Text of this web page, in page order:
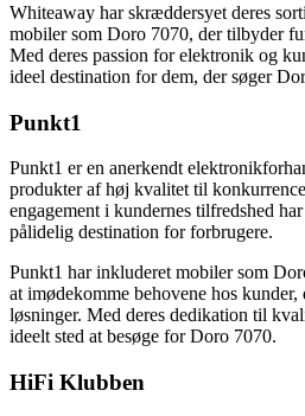
Whiteaway har skræddersyet deres
mobiler som Doro 7070, der tilbyder
Med deres passion for elektronik og
ideel destination for dem, der søger
Punkt1
Punkt1 er en anerkendt
produkter af høj kvalitet til
engagement i kundernes tilfredshed
pålidelig destination for forbrugere.
Punkt1 har inkluderet mobiler som
at imødekomme behovene hos
løsninger. Med deres dedikation til
ideelt sted at besøge for Doro 7070.
HiFi Klubben